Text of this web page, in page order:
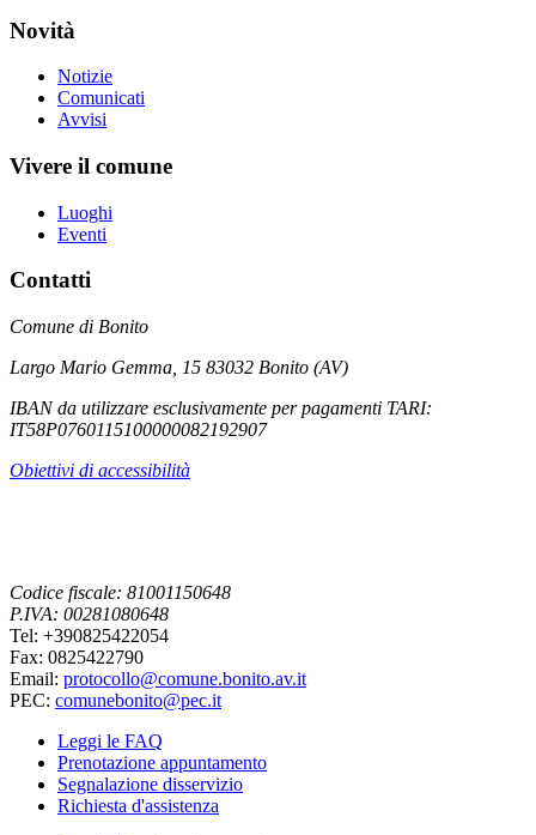
Novità
Notizie
Comunicati
Avvisi
Vivere il comune
Luoghi
Eventi
Contatti
Comune di Bonito
Largo Mario Gemma, 15 83032 Bonito (AV)
IBAN da utilizzare esclusivamente per pagamenti TARI:
IT58P0760115100000082192907
Obiettivi di accessibilità
Codice fiscale: 81001150648
P.IVA: 00281080648
Tel: +390825422054
Fax: 0825422790
Email: protocollo@comune.bonito.av.it
PEC: comunebonito@pec.it
Leggi le FAQ
Prenotazione appuntamento
Segnalazione disservizio
Richiesta d'assistenza